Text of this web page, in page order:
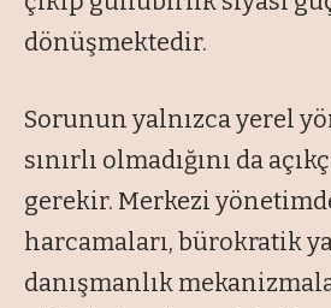
dönüşmektedir.
Sorunun yalnızca yerel
sınırlı olmadığını da
gerekir. Merkezi
harcamaları, bürokratik
danışmanlık